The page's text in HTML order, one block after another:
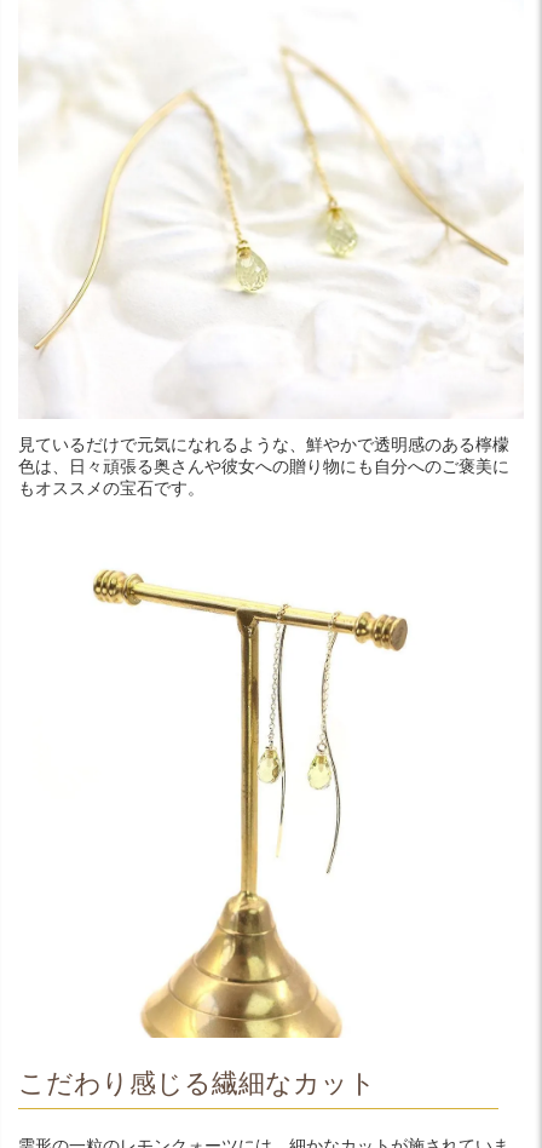
見ているだけで元気になれるような、鮮やかで透明感のある檸檬
色は、日々頑張る奥さんや彼女への贈り物にも自分へのご褒美に
もオススメの宝石です。
こだわり感じる繊細なカット